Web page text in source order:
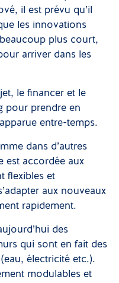
il est prévu qu’il
les innovations
plus court,
arriver dans les
le financer et le
pour prendre en
entre-temps.
dans d’autres
est accordée aux
flexibles et
aux nouveaux
rapidement.
des
qui sont en fait des
électricité etc.).
modulables et